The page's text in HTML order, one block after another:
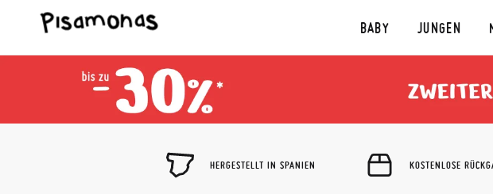
BABY JUNGEN
HERGESTELLT IN SPANIEN KOSTENLOSE